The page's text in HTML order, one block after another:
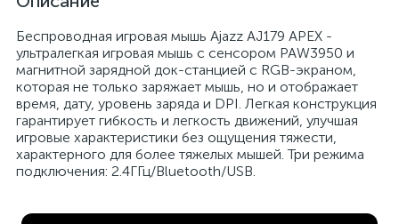
Беспроводная игровая мышь Ajazz AJ179 APEX -
ультралегкая игровая мышь с сенсором PAW3950 и
магнитной зарядной док-станцией с RGB-экраном,
которая не только заряжает мышь, но и отображает
время, дату, уровень заряда и DPI. Легкая конструкция
гарантирует гибкость и легкость движений, улучшая
игровые характеристики без ощущения тяжести,
характерного для более тяжелых мышей. Три режима
подключения: 2.4ГГц/Bluetooth/USB.